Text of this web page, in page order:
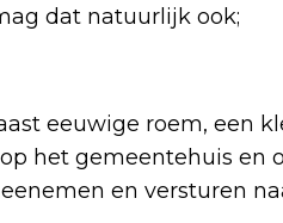
dat natuurlijk ook;
eeuwige roem, een
het gemeentehuis en
en versturen